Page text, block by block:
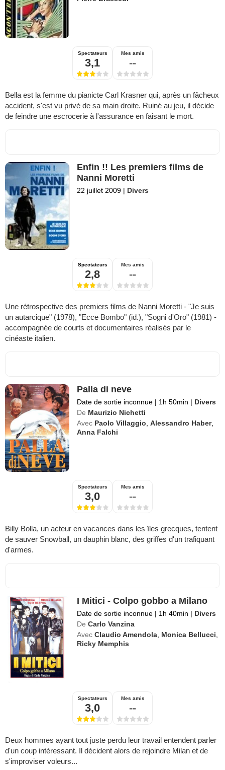
Spectateurs
3,1
Mes amis
--
Bella est la femme du pianicte Carl Krasner qui, après un fâcheux
accident, s'est vu privé de sa main droite. Ruiné au jeu, il décide
de feindre une escrocerie à l'assurance en faisant le mort.
Enfin !! Les premiers films de
Nanni Moretti
22 juillet 2009 | Divers
Spectateurs
2,8
Mes amis
--
Une rétrospective des premiers films de Nanni Moretti - "Je suis
un autarcique" (1978), "Ecce Bombo" (id.), "Sogni d'Oro" (1981) -
accompagnée de courts et documentaires réalisés par le
cinéaste italien.
Palla di neve
Date de sortie inconnue | 1h 50min | Divers
De Maurizio Nichetti
Avec Paolo Villaggio,Alessandro Haber,
Anna Falchi
Spectateurs
3,0
Mes amis
--
Billy Bolla, un acteur en vacances dans les îles grecques, tentent
de sauver Snowball, un dauphin blanc, des griffes d'un trafiquant
d'armes.
I Mitici - Colpo gobbo a Milano
Date de sortie inconnue | 1h 40min | Divers
De Carlo Vanzina
Avec Claudio Amendola, Monica Bellucci,
Ricky Memphis
Spectateurs
3,0
Mes amis
--
Deux hommes ayant tout juste perdu leur travail entendent parler
d'un coup intéressant. Il décident alors de rejoindre Milan et de
s'improviser voleurs...